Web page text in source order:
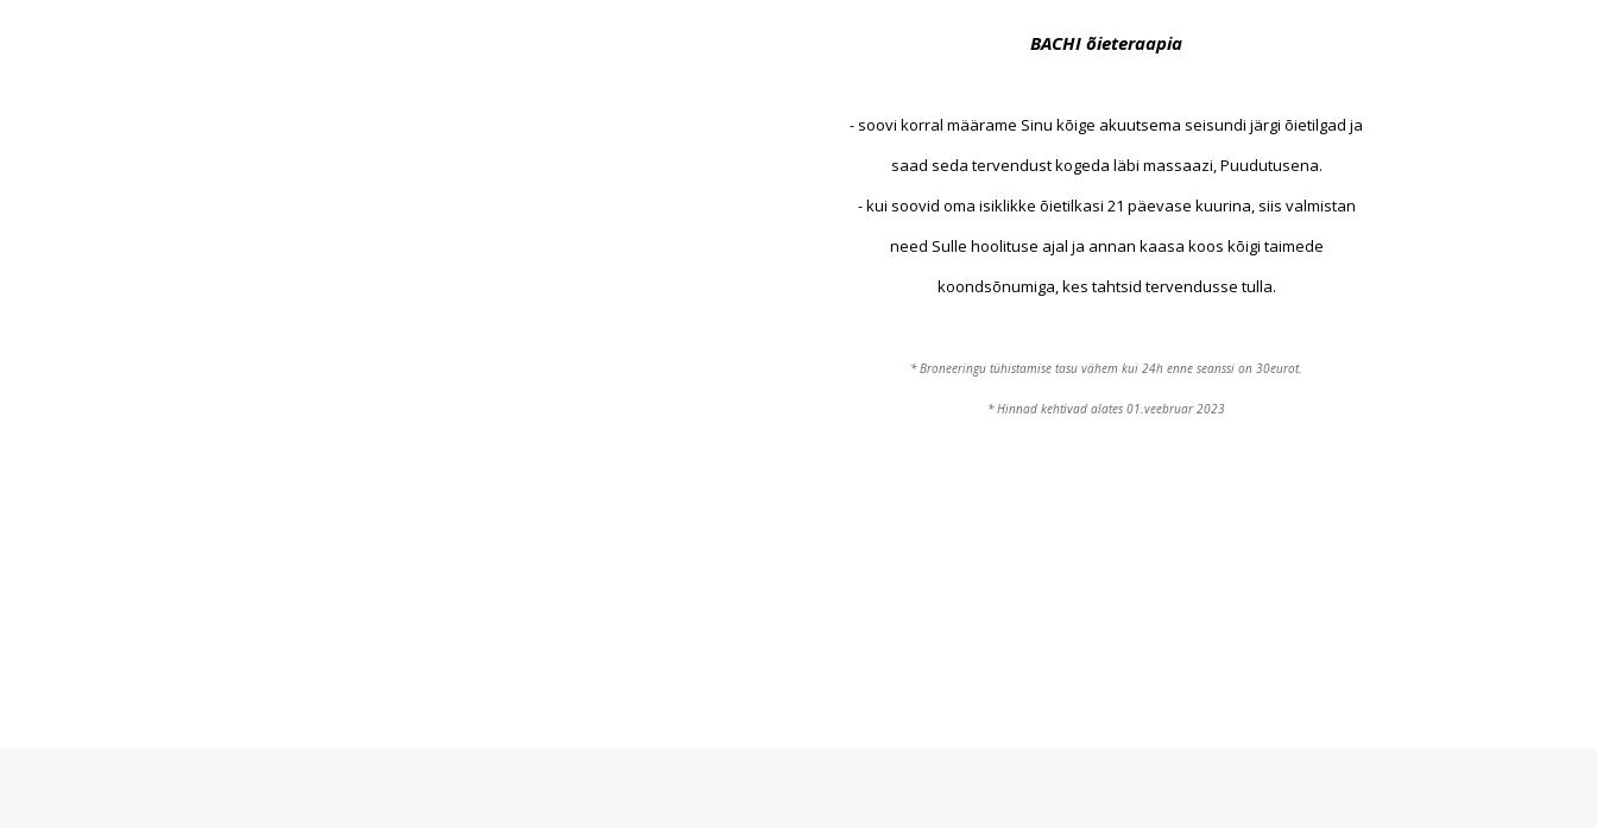
BACHI õieteraapia
- soovi korral määrame Sinu kõige akuutsema seisundi järgi õietilgad ja
saad seda tervendust kogeda läbi massaazi, Puudutusena.
- kui soovid oma isiklikke õietilkasi 21 päevase kuurina, siis valmistan
need Sulle hoolituse ajal ja annan kaasa koos kõigi taimede
koondsõnumiga, kes tahtsid tervendusse tulla.
* Broneeringu tühistamise tasu vähem kui 24h enne seanssi on 30eurot.
* Hinnad kehtivad alates 01.veebruar 2023